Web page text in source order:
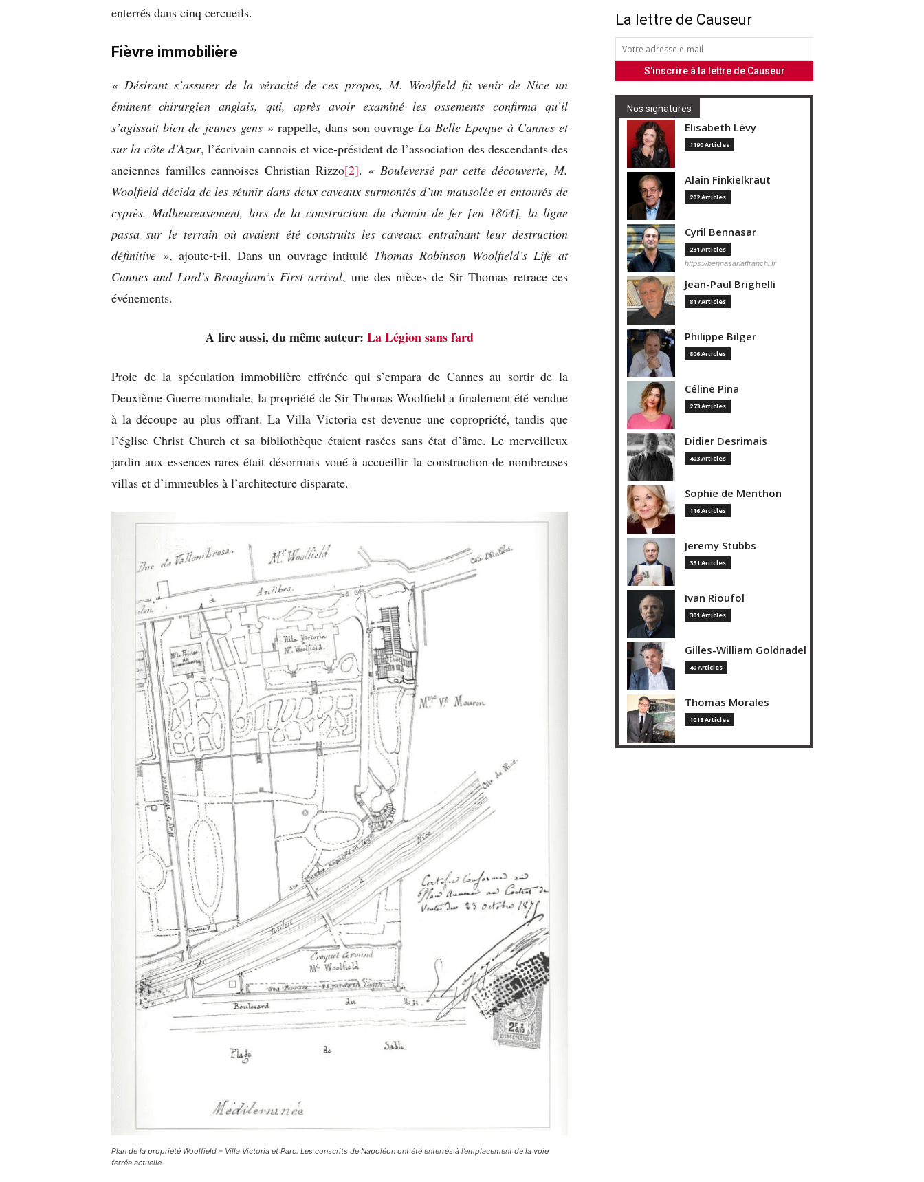
enterrés dans cinq cercueils.
Fièvre immobilière
« Désirant s’assurer de la véracité de ces propos, M. Woolfield fit venir de Nice un
éminent chirurgien anglais, qui, après avoir examiné les ossements confirma qu’il
s’agissait bien de jeunes gens » rappelle, dans son ouvrage La Belle Epoque à Cannes et
sur la côte d’Azur, l’écrivain cannois et vice-président de l’association des descendants des
anciennes familles cannoises Christian Rizzo[2]. « Bouleversé par cette découverte, M.
Woolfield décida de les réunir dans deux caveaux surmontés d’un mausolée et entourés de
cyprès. Malheureusement, lors de la construction du chemin de fer [en 1864], la ligne
passa sur le terrain où avaient été construits les caveaux entraînant leur destruction
définitive », ajoute-t-il. Dans un ouvrage intitulé Thomas Robinson Woolfield’s Life at
Cannes and Lord’s Brougham’s First arrival, une des nièces de Sir Thomas retrace ces
événements.
A lire aussi, du même auteur: La Légion sans fard
Proie de la spéculation immobilière effrénée qui s’empara de Cannes au sortir de la
Deuxième Guerre mondiale, la propriété de Sir Thomas Woolfield a finalement été vendue
à la découpe au plus offrant. La Villa Victoria est devenue une copropriété, tandis que
l’église Christ Church et sa bibliothèque étaient rasées sans état d’âme. Le merveilleux
jardin aux essences rares était désormais voué à accueillir la construction de nombreuses
villas et d’immeubles à l’architecture disparate.
Plan de la propriété Woolfield – Villa Victoria et Parc. Les conscrits de Napoléon ont été enterrés à l’emplacement de la voie
ferrée actuelle.
La lettre de Causeur
Nos signatures
Elisabeth Lévy
1190 Articles
Alain Finkielkraut
202 Articles
Cyril Bennasar
231 Articles
https://bennasarlaffranchi.fr
Jean-Paul Brighelli
817 Articles
Philippe Bilger
806 Articles
Céline Pina
273 Articles
Didier Desrimais
403 Articles
Sophie de Menthon
116 Articles
Jeremy Stubbs
351 Articles
Ivan Rioufol
301 Articles
Gilles-William Goldnadel
40 Articles
Thomas Morales
1018 Articles